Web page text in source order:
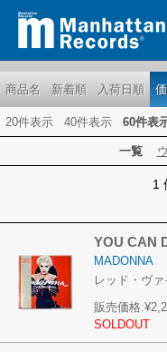
商品名 新着順 入荷日順
20件表示 40件表示 60件表
一覧
1
YOU CAN
MADONNA
レッド・ヴ
販売価格:
SOLDOUT